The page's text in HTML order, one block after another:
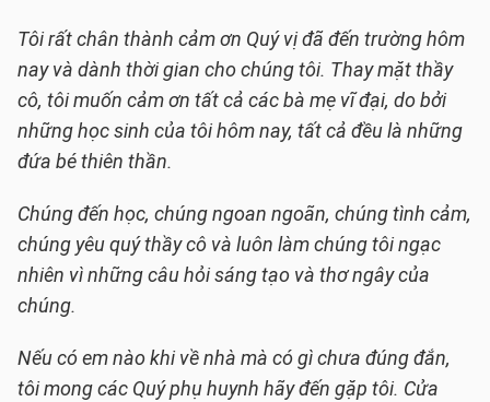
Tôi rất chân thành cảm ơn Quý vị đã đến trường hôm
nay và dành thời gian cho chúng tôi. Thay mặt thầy
cô, tôi muốn cảm ơn tất cả các bà mẹ vĩ đại, do bởi
những học sinh của tôi hôm nay, tất cả đều là những
đứa bé thiên thần.
Chúng đến học, chúng ngoan ngoãn, chúng tình cảm,
chúng yêu quý thầy cô và luôn làm chúng tôi ngạc
nhiên vì những câu hỏi sáng tạo và thơ ngây của
chúng.
Nếu có em nào khi về nhà mà có gì chưa đúng đắn,
tôi mong các Quý phụ huynh hãy đến gặp tôi. Cửa